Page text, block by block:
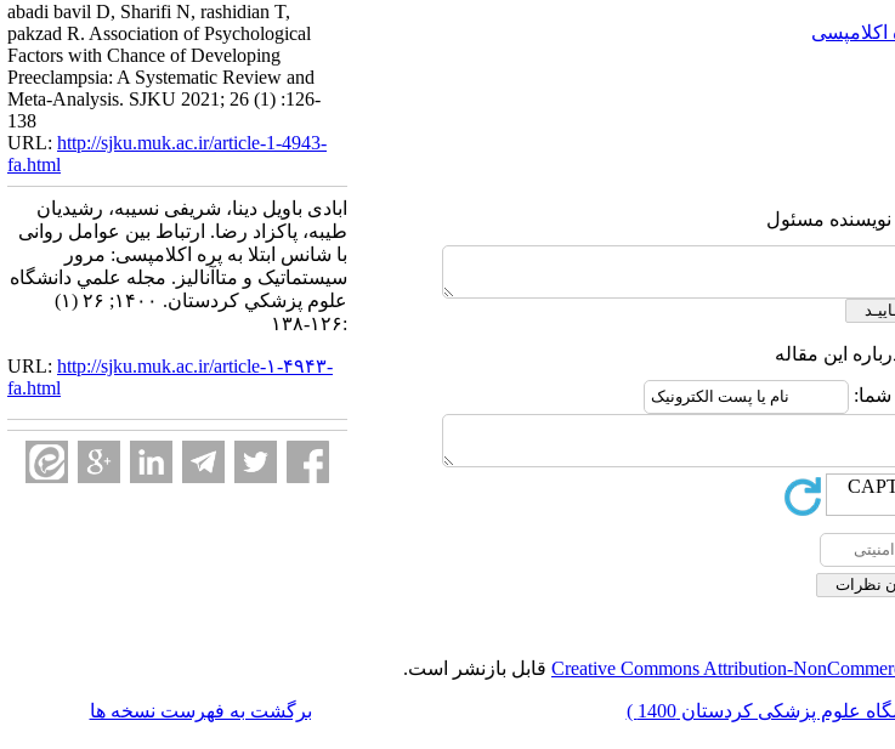
اکلامپسی
نویسنده مسئول
این مقاله
شما:
abadi bavil D, Sharifi N, rashidian T,
pakzad R. Association of Psychological
Factors with Chance of Developing
Preeclampsia: A Systematic Review and
Meta-Analysis. SJKU 2021; 26 (1) :126-
138
URL: http://sjku.muk.ac.ir/article-1-4943-
fa.html
ابادی باویل دینا، شریفی نسیبه، رشیدیان
طیبه، پاکزاد رضا. ارتباط بین عوامل روانی
با شانس ابتلا به پره اکلامپسی: مرور
سیستماتیک و متاآنالیز. مجله علمي دانشگاه
علوم پزشكي كردستان. ۱۴۰۰; ۲۶ (۱)
:۱۲۶-۱۳۸
URL: http://sjku.muk.ac.ir/article-۱-۴۹۴۳-
fa.html
Creative Commons Attribution- قابل بازنشر است.
برگشت به فهرست نسخه ها